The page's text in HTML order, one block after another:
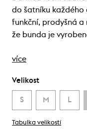
do šatníku každého
funkční, prodyšná a
že bunda je
více
Velikost
S M L
Tabulka velikostí